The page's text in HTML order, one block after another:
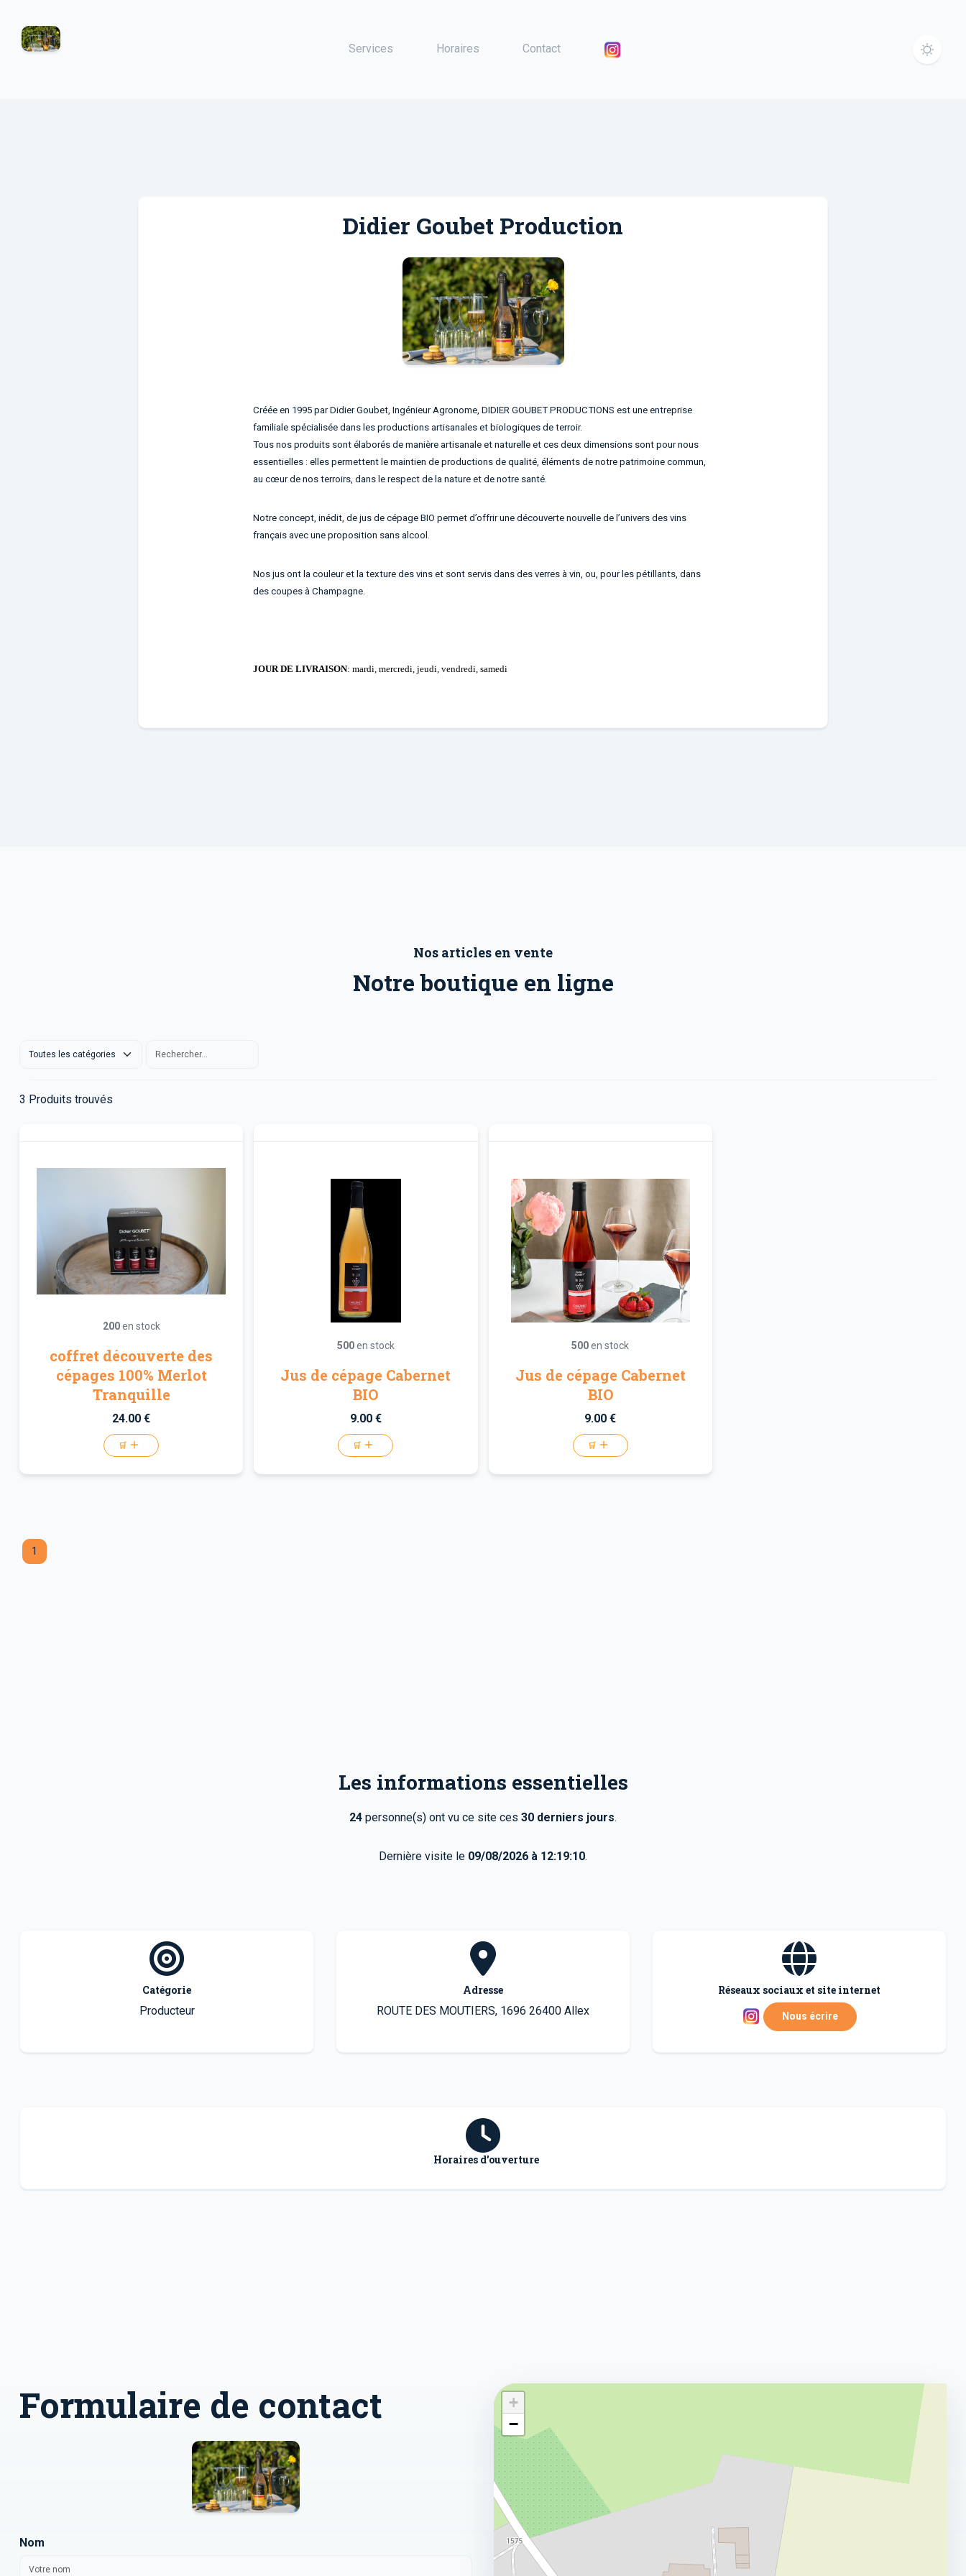
Services Horaires Contact
Didier Goubet Production
Créée en 1995 par Didier Goubet, Ingénieur Agronome, DIDIER GOUBET PRODUCTIONS est une entreprise
familiale spécialisée dans les productions artisanales et biologiques de terroir.
Tous nos produits sont élaborés de manière artisanale et naturelle et ces deux dimensions sont pour nous
essentielles : elles permettent le maintien de productions de qualité, éléments de notre patrimoine commun,
au cœur de nos terroirs, dans le respect de la nature et de notre santé.
Notre concept, inédit, de jus de cépage BIO permet d’offrir une découverte nouvelle de l’univers des vins
français avec une proposition sans alcool.
Nos jus ont la couleur et la texture des vins et sont servis dans des verres à vin, ou, pour les pétillants, dans
des coupes à Champagne.
JOUR DE LIVRAISON: mardi, mercredi, jeudi, vendredi, samedi
Nos articles en vente
Notre boutique en ligne
3 Produits trouvés
200en stock
coffret découverte des
cépages 100% Merlot
Tranquille
24.00 €
🛒
500en stock
Jus de cépage Cabernet
BIO
9.00 €
🛒
500en stock
Jus de cépage Cabernet
BIO
9.00 €
🛒
1
Les informations essentielles
24 personne(s) ont vu ce site ces 30 derniers jours.
Dernière visite le 09/08/2026 à 12:19:10.
Catégorie
Producteur
Adresse
ROUTE DES MOUTIERS, 1696 26400 Allex
Réseaux sociaux et site internet
Nous écrire
Horaires d'ouverture
Formulaire de contact
Nom
+
−